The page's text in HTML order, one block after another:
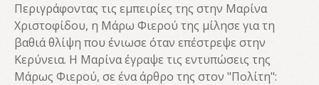
Περιγράφοντας τις εμπειρίες της στην Μαρίνα
Χριστοφίδου, η Μάρω Φιερού της μίλησε για τη
βαθιά θλίψη που ένιωσε όταν επέστρεψε στην
Κερύνεια. Η Μαρίνα έγραψε τις εντυπώσεις της
Μάρως Φιερού, σε ένα άρθρο της στον "Πολίτη":